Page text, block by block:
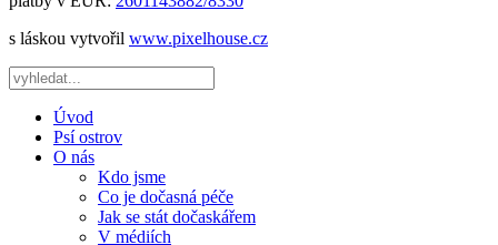
s láskou vytvořil www.pixelhouse.cz
Úvod
Psí ostrov
O nás
Kdo jsme
Co je dočasná péče
Jak se stát dočaskářem
V médiích